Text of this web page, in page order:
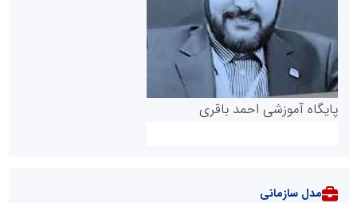
پایگاه آموزشی احمد باقری
مدل سازمانی